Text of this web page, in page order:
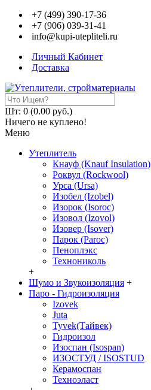
+7 (499) 390-17-36
+7 (906) 039-31-41
info@kupi-utepliteli.ru
Личный Кабинет
Доставка
Шт: 0 (0.00 руб.)
Ничего не куплено!
Меню
Утеплитель
Кнауф (Knauf Insulation)
Роквул (Rockwool)
Урса (Ursa)
Изобел (Izobel)
Изорок (Isoroc)
Изовол (Izovol)
Изовер (Isover)
Парок (Paroс)
Пеноплэкс
Технониколь
+
Шумо и Звукоизоляция +
Паро - Гидроизоляция
Izovek
Juta
Tyvek(Тайвек)
Гидроизол
Изоспан (Isospan)
ИЗОСТУД / ISOSTUD
Керамоспан
Техноэласт